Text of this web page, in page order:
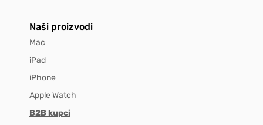
Naši proizvodi
Mac
iPad
iPhone
Apple Watch
B2B kupci